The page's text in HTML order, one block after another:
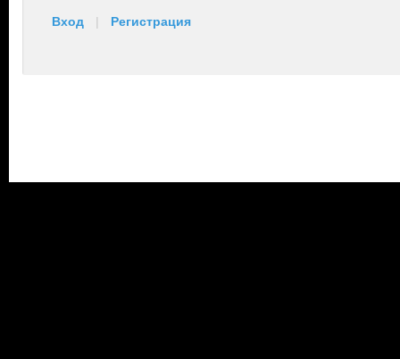
Вход | Регистрация